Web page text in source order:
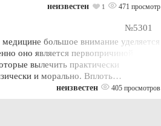
неизвестен 1 471 просмотр
№5301
большое внимание уделяется
оно является первопричиной
вылечить практически
и морально. Вплоть…
неизвестен 405 просмотров